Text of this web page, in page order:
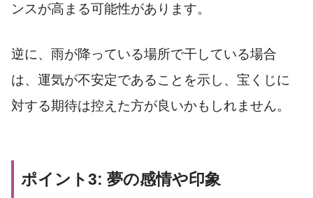
ンスが高まる可能性があります。
逆に、雨が降っている場所で干している場合
は、運気が不安定であることを示し、宝くじに
対する期待は控えた方が良いかもしれません。
ポイント3: 夢の感情や印象